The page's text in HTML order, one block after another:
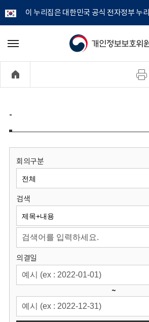
이 누리집은 대한민국 공식 전자정부 누
개
정
보
원
회
메
기
-
회의구분
검색
의결일
~